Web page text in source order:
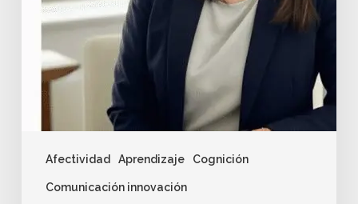
Afectividad Aprendizaje Cognición
Comunicación innovación